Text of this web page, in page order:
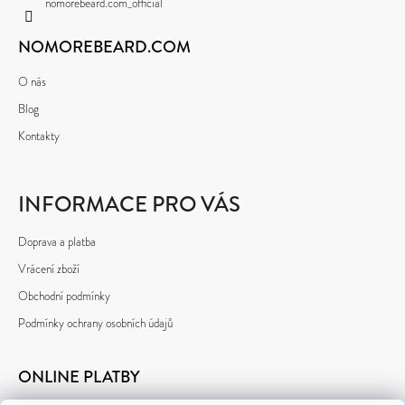
NOMOREBEARD.COM
O nás
Blog
Kontakty
INFORMACE PRO VÁS
Doprava a platba
Vrácení zboží
Obchodní podmínky
Podmínky ochrany osobních údajů
ONLINE PLATBY